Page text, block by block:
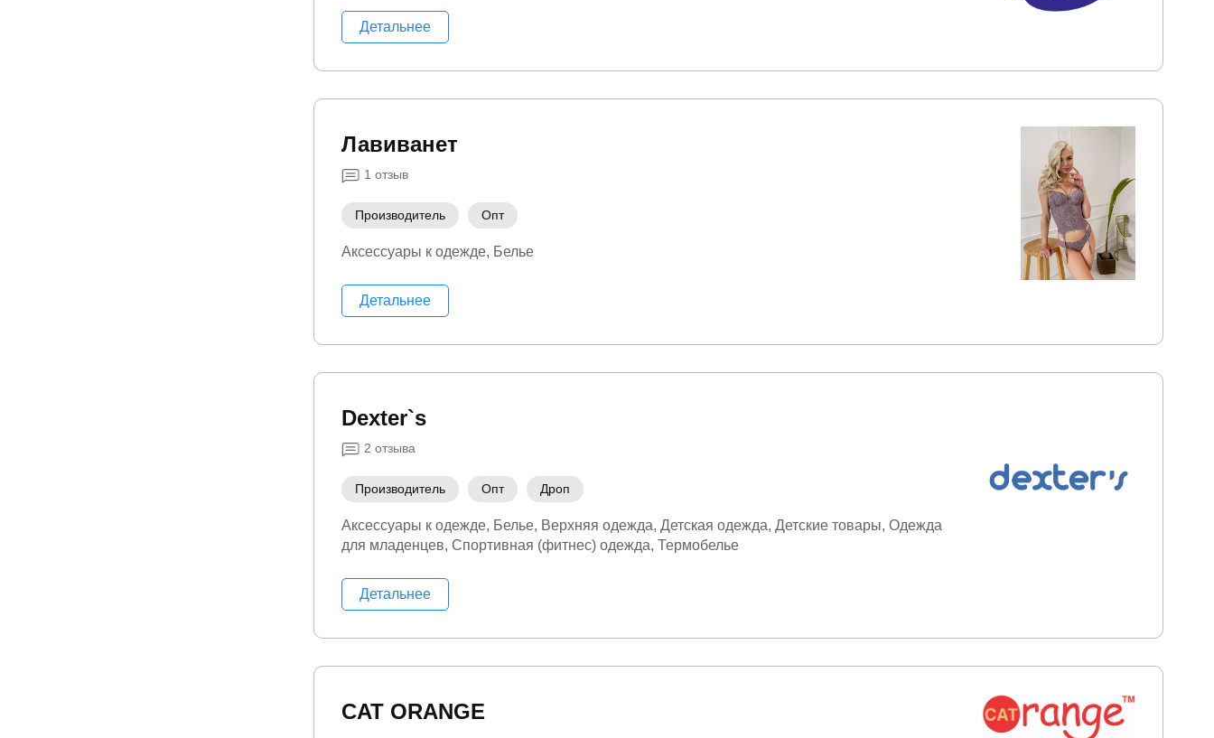
Детальнее
Лавиванет
1 отзыв
Производитель Опт
Аксессуары к одежде Белье
Детальнее
Dexter`s
2 отзыва
Производитель Опт Дроп
Аксессуары к одежде Белье Верхняя одежда Детская одежда Детские товары Одежда
для младенцев Спортивная (фитнес) одежда Термобелье
Детальнее
CAT ORANGE